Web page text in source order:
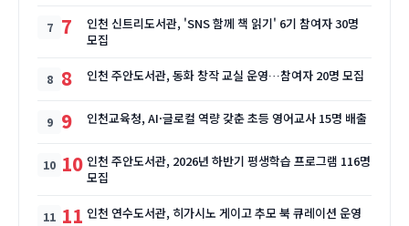
7
인천 신트리도서관, 'SNS 함께 책 읽기' 6기 참여자 30명
모집
8 인천 주안도서관, 동화 창작 교실 운영…참여자 20명 모집
9 인천교육청, AI·글로컬 역량 갖춘 초등 영어교사 15명 배출
10 인천 주안도서관, 2026년 하반기 평생학습 프로그램 116명
모집
11 인천 연수도서관, 히가시노 게이고 추모 북 큐레이션 운영